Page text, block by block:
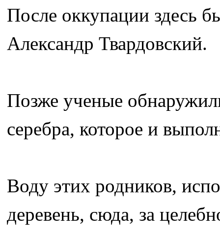
После оккупации здесь
Александр Твардовский.
Позже ученые
серебра, которое и
Воду этих родников,
деревень, сюда, за